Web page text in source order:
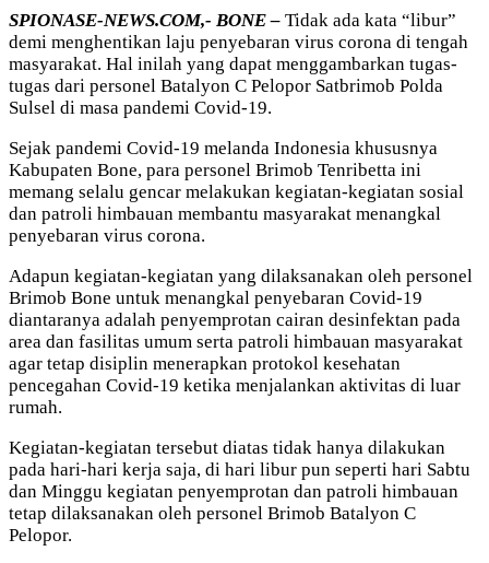
SPIONASE-NEWS.COM,- BONE – Tidak ada kata “libur”
demi menghentikan laju penyebaran virus corona di tengah
masyarakat. Hal inilah yang dapat menggambarkan tugas-
tugas dari personel Batalyon C Pelopor Satbrimob Polda
Sulsel di masa pandemi Covid-19.
Sejak pandemi Covid-19 melanda Indonesia khususnya
Kabupaten Bone, para personel Brimob Tenribetta ini
memang selalu gencar melakukan kegiatan-kegiatan sosial
dan patroli himbauan membantu masyarakat menangkal
penyebaran virus corona.
Adapun kegiatan-kegiatan yang dilaksanakan oleh personel
Brimob Bone untuk menangkal penyebaran Covid-19
diantaranya adalah penyemprotan cairan desinfektan pada
area dan fasilitas umum serta patroli himbauan masyarakat
agar tetap disiplin menerapkan protokol kesehatan
pencegahan Covid-19 ketika menjalankan aktivitas di luar
rumah.
Kegiatan-kegiatan tersebut diatas tidak hanya dilakukan
pada hari-hari kerja saja, di hari libur pun seperti hari Sabtu
dan Minggu kegiatan penyemprotan dan patroli himbauan
tetap dilaksanakan oleh personel Brimob Batalyon C
Pelopor.